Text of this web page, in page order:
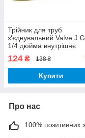
Трійник для труб
з'єднувальний Valve J.G.
1/4 дюйма внутрішнє
різьблення латунний
124 ₴ 138 ₴
Купити
Про нас
100% позитивних з